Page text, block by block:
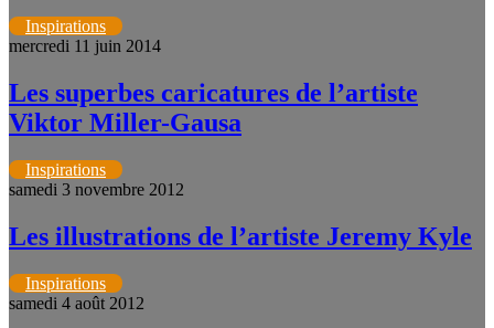
Inspirations
mercredi 11 juin 2014
Les superbes caricatures de l’artiste
Viktor Miller-Gausa
Inspirations
samedi 3 novembre 2012
Les illustrations de l’artiste Jeremy Kyle
Inspirations
samedi 4 août 2012